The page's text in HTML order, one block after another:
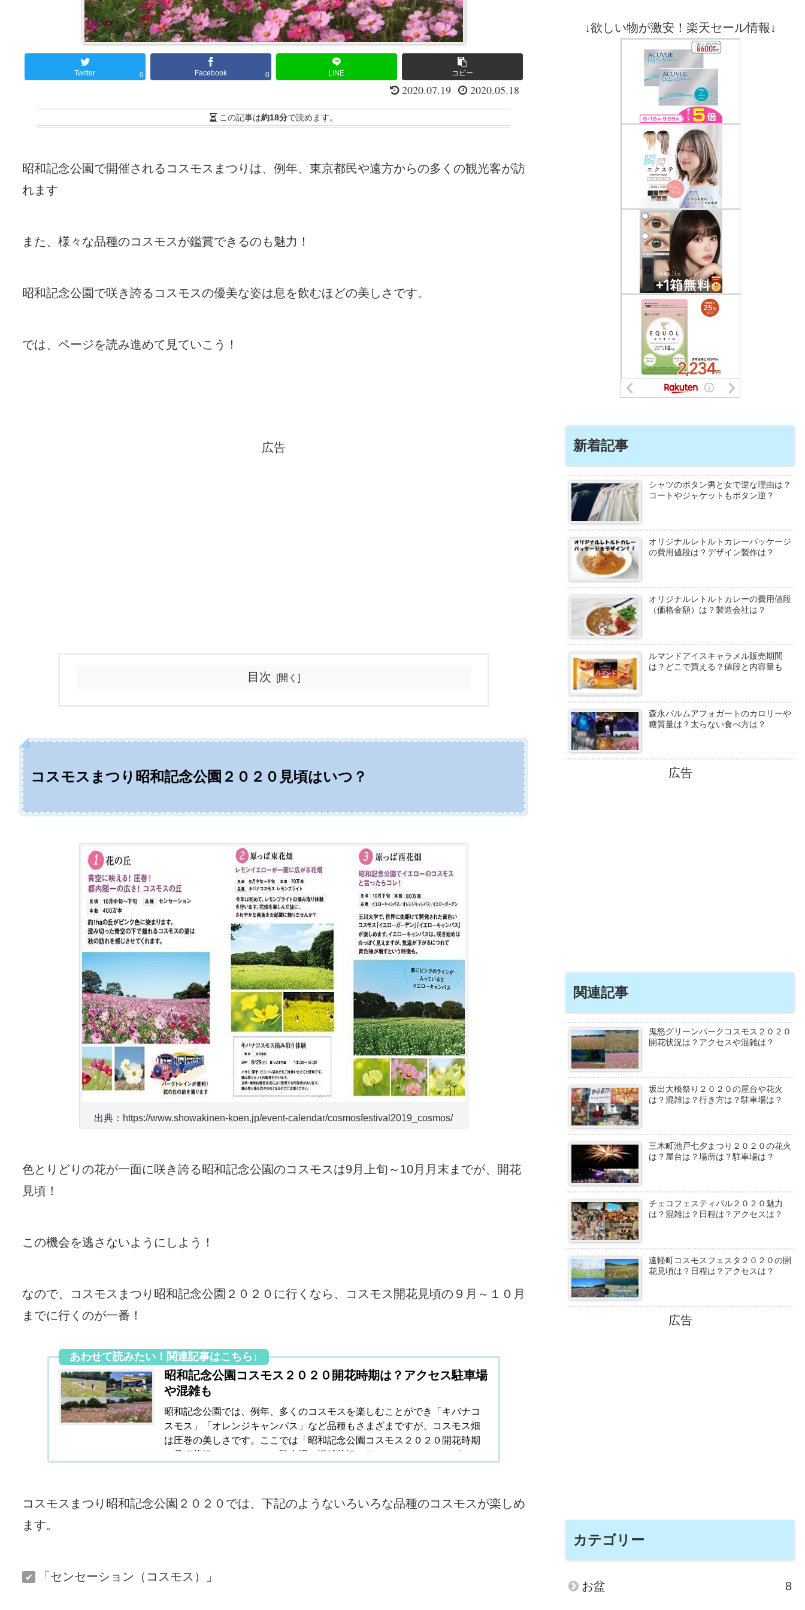
Twitter 0 Facebook 0 LINE コピー
2020.07.19 2020.05.18
この記事は約18分で読めます。
昭和記念公園で開催されるコスモスまつりは、例年、東京都民や遠方からの多くの観光客が訪
れます
また、様々な品種のコスモスが鑑賞できるのも魅力！
昭和記念公園で咲き誇るコスモスの優美な姿は息を飲むほどの美しさです。
では、ページを読み進めて見ていこう！
広告
目次
コスモスまつり昭和記念公園２０２０見頃はいつ？
出典：https://www.showakinen-koen.jp/event-calendar/cosmosfestival2019_cosmos/
色とりどりの花が一面に咲き誇る昭和記念公園のコスモスは9月上旬～10月月末までが、開花
見頃！
この機会を逃さないようにしよう！
なので、コスモスまつり昭和記念公園２０２０に行くなら、コスモス開花見頃の９月～１０月
までに行くのが一番！
昭和記念公園コスモス２０２０開花時期は？アクセス駐車場
や混雑も
昭和記念公園では、例年、多くのコスモスを楽しむことができ「キバナコ
スモス」「オレンジキャンパス」など品種もさまざまですが、コスモス畑
は圧巻の美しさです。ここでは「昭和記念公園コスモス２０２０開花時期
（見頃状況）・アクセス・駐車場・混雑状況・口コミ・オススメスポッ
コスモスまつり昭和記念公園２０２０では、下記のようないろいろな品種のコスモスが楽しめ
ます。
✔ 「センセーション（コスモス）」
↓欲しい物が激安！楽天セール情報↓
新着記事
シャツのボタン男と女で逆な理由は？
コートやジャケットもボタン逆？
オリジナルレトルトカレーパッケージ
の費用値段は？デザイン製作は？
オリジナルレトルトカレーの費用値段
（価格金額）は？製造会社は？
ルマンドアイスキャラメル販売期間
は？どこで買える？値段と内容量も
森永パルムアフォガートのカロリーや
糖質量は？太らない食べ方は？
広告
関連記事
鬼怒グリーンパークコスモス２０２０
開花状況は？アクセスや混雑は？
坂出大橋祭り２０２０の屋台や花火
は？混雑は？行き方は？駐車場は？
三木町池戸七夕まつり２０２０の花火
は？屋台は？場所は？駐車場は？
チェコフェスティバル２０２０魅力
は？混雑は？日程は？アクセスは？
遠軽町コスモスフェスタ２０２０の開
花見頃は？日程は？アクセスは？
広告
カテゴリー
お盆 8